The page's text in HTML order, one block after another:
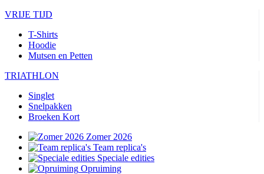
VRIJE TIJD
T-Shirts
Hoodie
Mutsen en Petten
TRIATHLON
Singlet
Snelpakken
Broeken Kort
Zomer 2026
Team replica's
Speciale edities
Opruiming